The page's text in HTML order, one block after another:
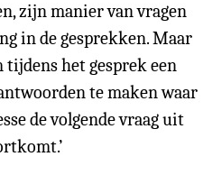
zijn manier van vragen
in de gesprekken. Maar
tijdens het gesprek een
te maken waar
de volgende vraag uit